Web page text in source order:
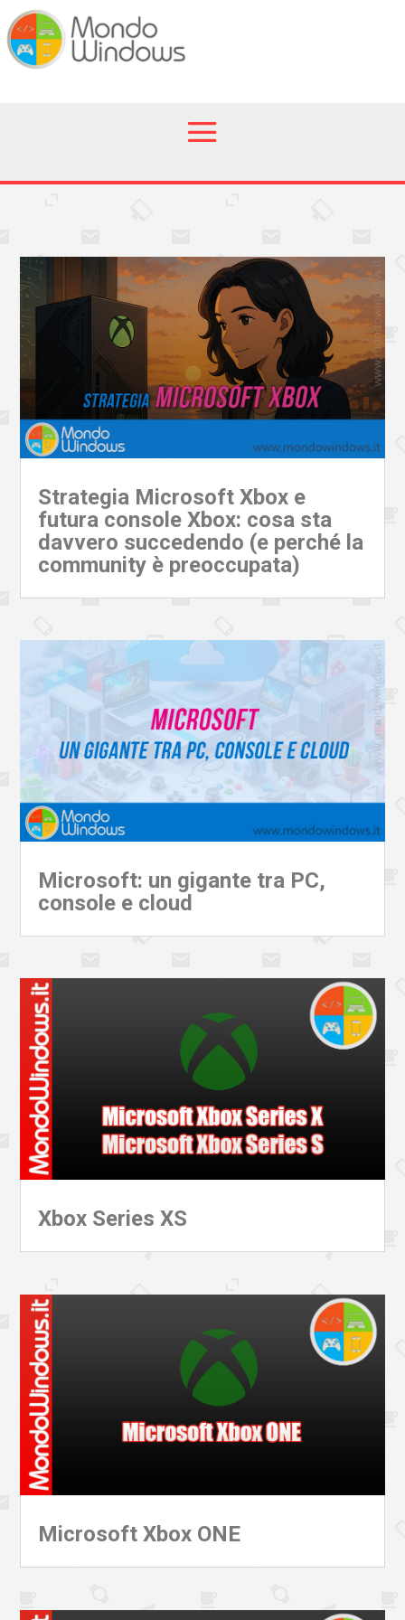
Strategia Microsoft Xbox e
futura console Xbox: cosa sta
davvero succedendo (e perché la
community è preoccupata)
Microsoft: un gigante tra PC,
console e cloud
Xbox Series XS
Microsoft Xbox ONE